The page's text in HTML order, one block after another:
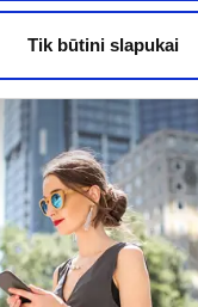
Tik būtini slapukai